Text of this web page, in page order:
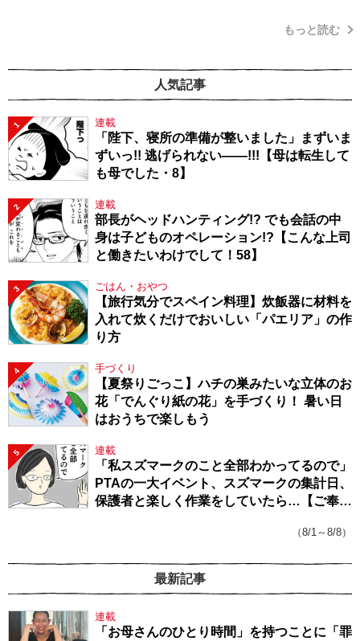
もっと読む
人気記事
1 連載
「陛下、寝所の準備が整いました」まずいま
ずいっ!! 逃げられない――!!!【母は転生して
も母でした・8】
2 連載
部長がヘッドハンティング!? でも会話の中
身は子どものオペレーション!?【こんな上司
と働きたいわけでして！58】
3 ごはん・おやつ
【旅行気分でスペイン料理】炊飯器に材料を
入れて炊くだけでおいしい「パエリア」の作
り方
4 手づくり
【夏祭りごっこ】ハチの巣みたいな立体のお
花「でんぐり紙の花」を手づくり！ 暑い日
はおうちで楽しもう
5 連載
「私スズマークのこと全部わかってるので」
PTAの一大イベント、スズマークの集計日、
保護者と楽しく作業をしていたら…【ご奉仕
（8/1～8/8）
最新記事
連載
「お母さんのひとり時間」を持つことに「罪